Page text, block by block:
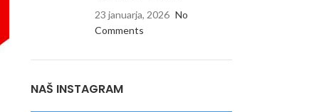
23 januarja, 2026 No
Comments
NAŠ INSTAGRAM